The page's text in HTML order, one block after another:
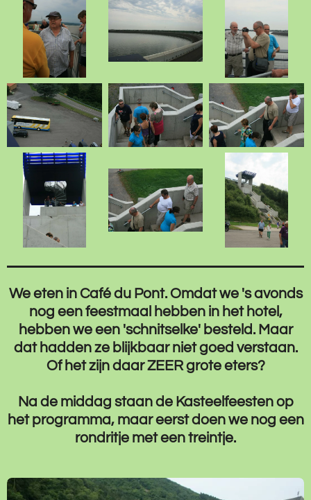
We eten in Café du Pont. Omdat we 's avonds
nog een feestmaal hebben in het hotel,
hebben we een 'schnitselke' besteld. Maar
dat hadden ze blijkbaar niet goed verstaan.
Of het zijn daar ZEER grote eters?
Na de middag staan de Kasteelfeesten op
het programma, maar eerst doen we nog een
rondritje met een treintje.